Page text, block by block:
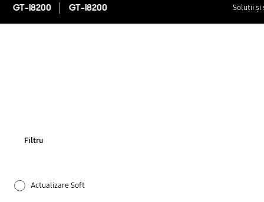
GT-I8200 GT-I8200 Soluții și
Filtru
Actualizare Soft